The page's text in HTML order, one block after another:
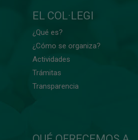
EL COL·LEGI
¿Qué es?
¿Cómo se organiza?
Actividades
Trámitas
Transparencia